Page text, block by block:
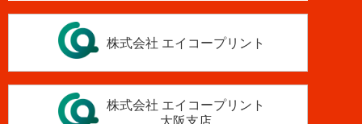
株式会社 エイコープリント
株式会社 エイコープリント